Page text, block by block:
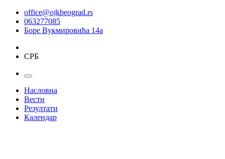
office@ojkbeograd.rs
063277085
Боре Вукмировића 14а
СРБ
Насловна
Вести
Резултати
Календар